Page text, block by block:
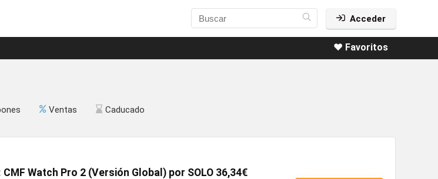
Acceder
❤️ Favoritos
Ventas Caducado
CMF Watch Pro 2 (Versión Global) por SOLO 36,34€